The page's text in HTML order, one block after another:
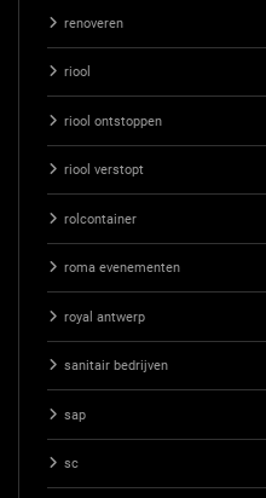
renoveren
riool
riool ontstoppen
riool verstopt
rolcontainer
roma evenementen
royal antwerp
sanitair bedrijven
sap
sc